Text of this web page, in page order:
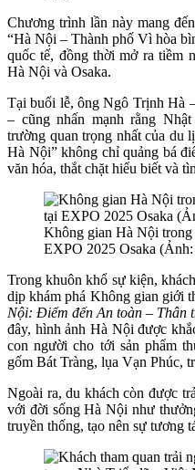
Chương trình lần này mang
“Hà Nội – Thành phố Vì hòa
quốc tế, đồng thời mở ra tiềm
Hà Nội và Osaka.
Tại buổi lễ, ông Ngô Trịnh Hà
– cũng nhấn mạnh rằng
trường quan trọng nhất của du
Hà Nội” không chỉ quảng bá
văn hóa, thắt chặt hiểu biết và
Không gian Hà Nội
EXPO 2025 Osaka
Trong khuôn khổ sự kiện,
dịp khám phá Không gian giới
Nội: Điểm đến An toàn – Thân
đây, hình ảnh Hà Nội được
con người cho tới sản phẩm
gốm Bát Tràng, lụa Vạn Phúc,
Ngoài ra, du khách còn được
với đời sống Hà Nội như
truyền thống, tạo nên sự tương